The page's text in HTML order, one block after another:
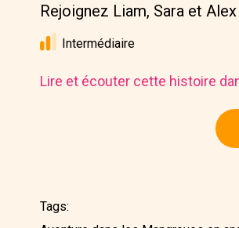
Rejoignez Liam, Sara et
Intermédiaire
Lire et écouter cette histoire
Tags: